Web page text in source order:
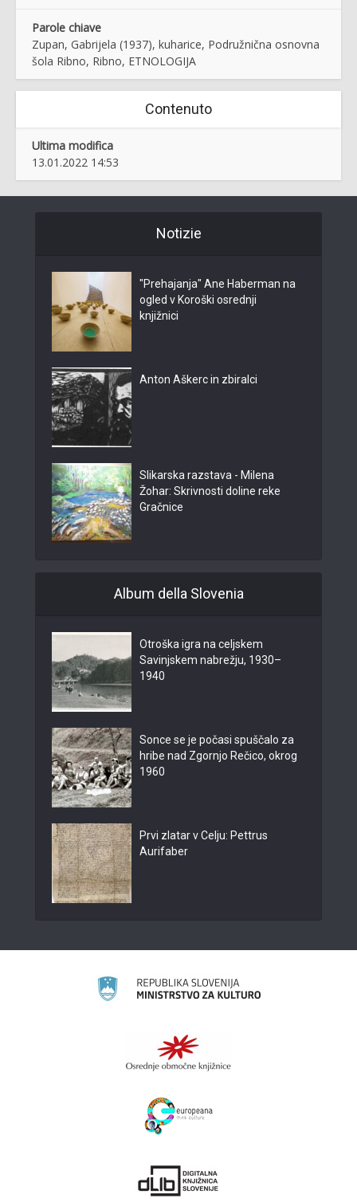
Parole chiave
Zupan, Gabrijela (1937), kuharice, Podružnična osnovna
šola Ribno, Ribno, ETNOLOGIJA
Contenuto
Ultima modifica
13.01.2022 14:53
Notizie
"Prehajanja" Ane Haberman na
ogled v Koroški osrednji
knjižnici
Anton Aškerc in zbiralci
Slikarska razstava - Milena
Žohar: Skrivnosti doline reke
Gračnice
Album della Slovenia
Otroška igra na celjskem
Savinjskem nabrežju, 1930–
1940
Sonce se je počasi spuščalo za
hribe nad Zgornjo Rečico, okrog
1960
Prvi zlatar v Celju: Pettrus
Aurifaber